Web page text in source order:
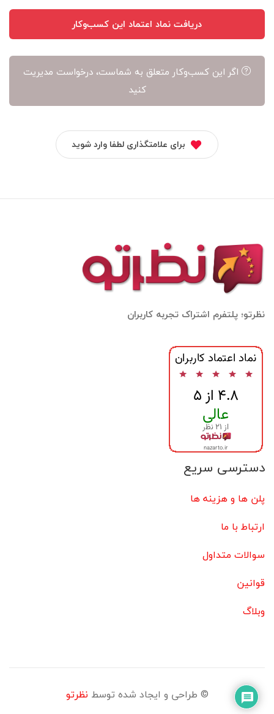
دریافت نماد اعتماد این کسب‌وکار
اگر این کسب‌وکار متعلق به شماست، درخواست مدیریت
کنید
برای علامتگذاری لطفا وارد شوید
نظرتو؛ پلتفرم اشتراک تجربه کاربران
دسترسی سریع
پلن ها و هزینه ها
ارتباط با ما
سوالات متداول
قوانین
وبلاگ
© طراحی و ایجاد شده توسط نظرتو